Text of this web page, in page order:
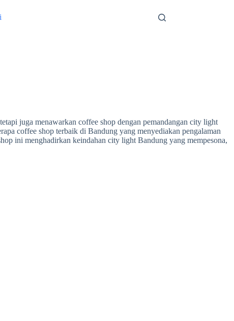
juga menawarkan coffee shop dengan pemandangan city light
coffee shop terbaik di Bandung yang menyediakan pengalaman
ini menghadirkan keindahan city light Bandung yang mempesona,